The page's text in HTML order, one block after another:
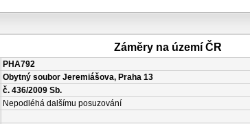
Záměry na území ČR
PHA792
Obytný soubor Jeremiášova, Praha 13
č. 436/2009 Sb.
Nepodléhá dalšímu posuzování